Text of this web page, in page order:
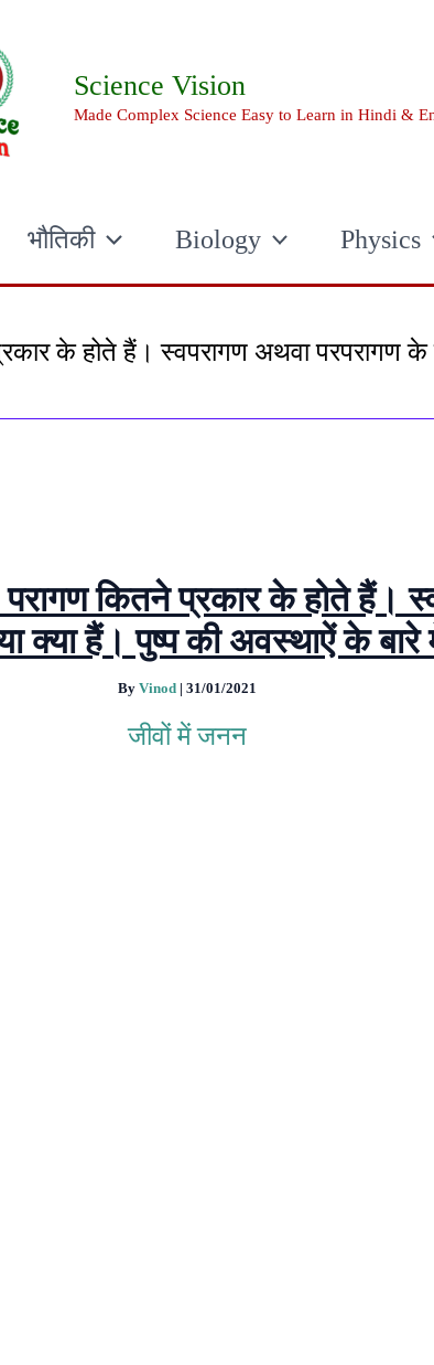
Science Vision
Made Complex Science Easy to Learn in Hindi &
भौतिकी Biology Physics
के होते हैं। स्वपरागण अथवा परपरागण के
कितने प्रकार के होते हैं।
क्या हैं। पुष्प की अवस्थाऐं के बारे
By Vinod | 31/01/2021
जीवों में जनन